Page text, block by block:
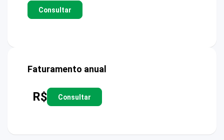
Consultar
Faturamento anual
R$ Consultar